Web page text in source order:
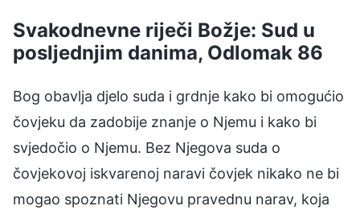
Svakodnevne riječi Božje: Sud u
posljednjim danima, Odlomak 86
Bog obavlja djelo suda i grdnje kako bi omogućio
čovjeku da zadobije znanje o Njemu i kako bi
svjedočio o Njemu. Bez Njegova suda o
čovjekovoj iskvarenoj naravi čovjek nikako ne bi
mogao spoznati Njegovu pravednu narav, koja